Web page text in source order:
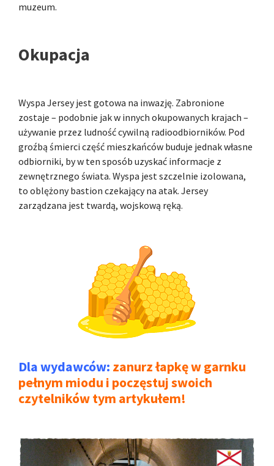
muzeum.
Okupacja
Wyspa Jersey jest gotowa na inwazję. Zabronione
zostaje – podobnie jak w innych okupowanych krajach –
używanie przez ludność cywilną radioodbiorników. Pod
groźbą śmierci część mieszkańców buduje jednak własne
odbiorniki, by w ten sposób uzyskać informacje z
zewnętrznego świata. Wyspa jest szczelnie izolowana,
to oblężony bastion czekający na atak. Jersey
zarządzana jest twardą, wojskową ręką.
Dla wydawców: zanurz łapkę w garnku
pełnym miodu i poczęstuj swoich
czytelników tym artykułem!